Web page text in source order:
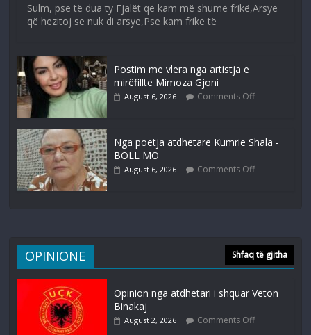
Sulm, pse të dua ty Fjalët që kam më shumë frikë,Arsye
që hezitoj se nuk di arsye,Pse kam frikë të
Postim me vlera nga artistja e
mirëfilltë Mimoza Gjoni
August 6, 2026 Comments Off
Nga poetja atdhetare Kumrie Shala -
BOLL MO
August 6, 2026 Comments Off
OPINIONE Shfaq të gjitha
Opinion nga atdhetari i shquar Veton
Binakaj
August 2, 2026 Comments Off